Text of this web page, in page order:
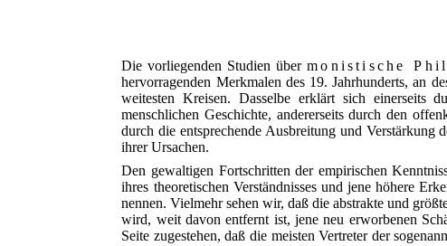
Die vorliegenden Studien übermonistische
hervorragenden Merkmalen des 19. Jahrhunderts, an
weitesten Kreisen. Dasselbe erklärt sich einerseits
menschlichen Geschichte, andererseits durch den
durch die entsprechende Ausbreitung und Verstärkung
ihrer Ursachen.
Den gewaltigen Fortschritten der empirischen
ihres theoretischen Verständnisses und jene höhere
nennen. Vielmehr sehen wir, daß die abstrakte und
wird, weit davon entfernt ist, jene neu erworbenen
Seite zugestehen, daß die meisten Vertreter der